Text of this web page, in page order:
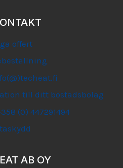
offert
till ditt bostadsbolag
(0) 447291494
AB OY